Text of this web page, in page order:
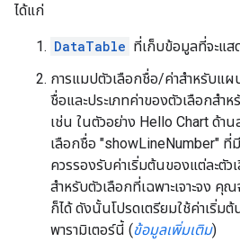
ได้แก่
DataTable ที่เก็บข้อมูลที่จะแส
การแมปตัวเลือกชื่อ/ค่าสำหรับ
ชื่อและประเภทค่าของตัวเลือกสำ
เช่น ในตัวอย่าง Hello Chart ด้า
เลือกชื่อ "showLineNumber"
ควรรองรับค่าเริ่มต้นของแต่ละตั
สำหรับตัวเลือกที่เฉพาะเจาะจง คุ
ก็ได้ ดังนั้นโปรดเตรียมใช้ค่าเริ่ม
พารามิเตอร์นี้ (ข้อมูลเพิ่มเติม)